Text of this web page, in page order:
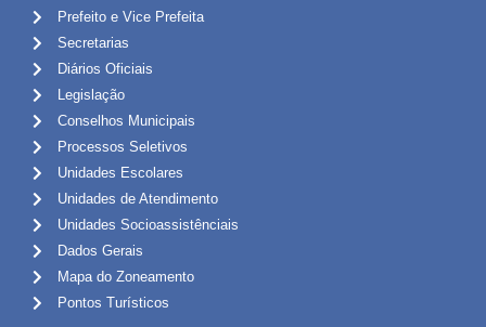
Prefeito e Vice Prefeita
Secretarias
Diários Oficiais
Legislação
Conselhos Municipais
Processos Seletivos
Unidades Escolares
Unidades de Atendimento
Unidades Socioassistênciais
Dados Gerais
Mapa do Zoneamento
Pontos Turísticos